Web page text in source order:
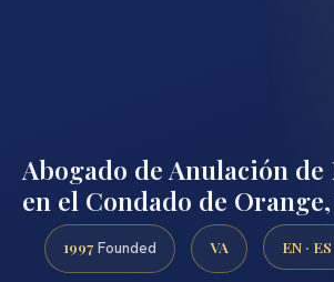
Abogado de Anulación
en el Condado de Orange,
1997 Founded VA EN · ES